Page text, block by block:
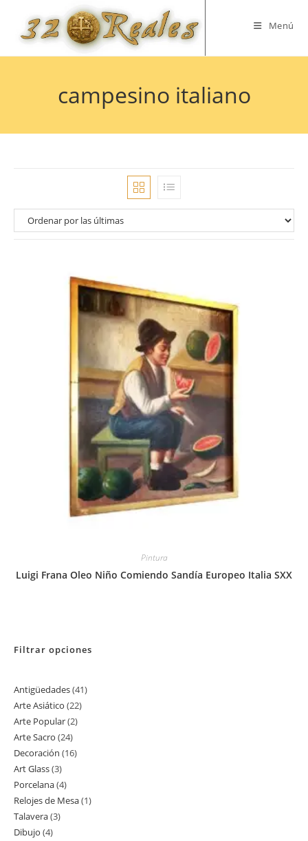
contenido
Menú
campesino italiano
Pintura
Luigi Frana Oleo Niño Comiendo Sandía Europeo Italia SXX
Filtrar opciones
Antigüedades 4141
Arte Asiático 2222
Arte Popular 22
Arte Sacro 2424
productos
Decoración 1616
Art Glass 33
productos
Porcelana 44
productos
Relojes de Mesa 11
Talavera 33
Dibujo 44